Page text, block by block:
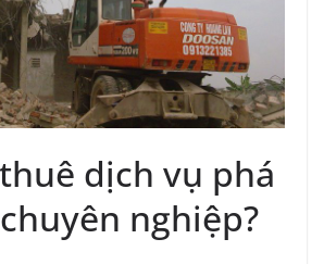
dịch vụ phá
nghiệp?